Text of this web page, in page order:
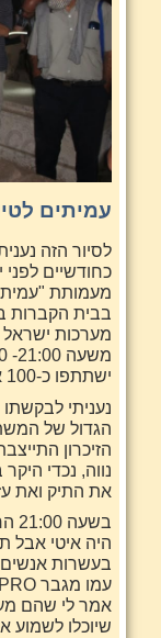
עמיתים
לסיור הזה
כחודשיים
מעמותת
בבית הקברות
מערכות ישראל
ישתתפו כ-100 איש.
נעניתי
הגדול של
הזיכרון
את התיק ואת
היה איטי אבל
בעשרות
שיוכלו לשמוע